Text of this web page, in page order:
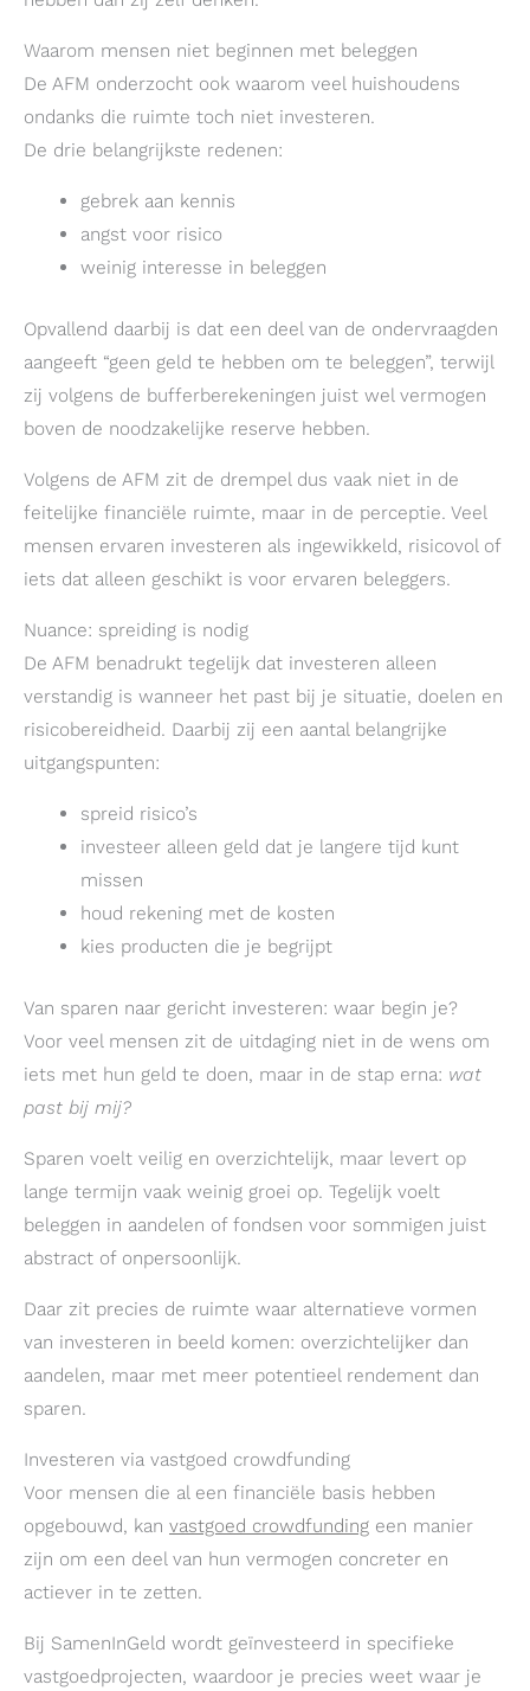
Waarom mensen niet beginnen met beleggen
De AFM onderzocht ook waarom veel huishoudens
ondanks die ruimte toch niet investeren.
De drie belangrijkste redenen:
gebrek aan kennis
angst voor risico
weinig interesse in beleggen
Opvallend daarbij is dat een deel van de ondervraagden
aangeeft “geen geld te hebben om te beleggen”, terwijl
zij volgens de bufferberekeningen juist wel vermogen
boven de noodzakelijke reserve hebben.
Volgens de AFM zit de drempel dus vaak niet in de
feitelijke financiële ruimte, maar in de perceptie. Veel
mensen ervaren investeren als ingewikkeld, risicovol of
iets dat alleen geschikt is voor ervaren beleggers.
Nuance: spreiding is nodig
De AFM benadrukt tegelijk dat investeren alleen
verstandig is wanneer het past bij je situatie, doelen en
risicobereidheid. Daarbij zij een aantal belangrijke
uitgangspunten:
spreid risico’s
investeer alleen geld dat je langere tijd kunt
missen
houd rekening met de kosten
kies producten die je begrijpt
Van sparen naar gericht investeren: waar begin je?
Voor veel mensen zit de uitdaging niet in de wens om
iets met hun geld te doen, maar in de stap erna: wat
past bij mij?
Sparen voelt veilig en overzichtelijk, maar levert op
lange termijn vaak weinig groei op. Tegelijk voelt
beleggen in aandelen of fondsen voor sommigen juist
abstract of onpersoonlijk.
Daar zit precies de ruimte waar alternatieve vormen
van investeren in beeld komen: overzichtelijker dan
aandelen, maar met meer potentieel rendement dan
sparen.
Investeren via vastgoed crowdfunding
Voor mensen die al een financiële basis hebben
opgebouwd, kan vastgoed crowdfunding een manier
zijn om een deel van hun vermogen concreter en
actiever in te zetten.
Bij SamenInGeld wordt geïnvesteerd in specifieke
vastgoedprojecten, waardoor je precies weet waar je